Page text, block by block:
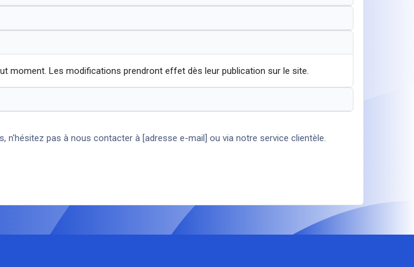
moment. Les modifications prendront effet dès leur publication sur le site.
pas à nous contacter à [adresse e-mail] ou via notre service clientèle.